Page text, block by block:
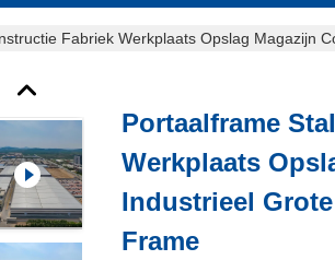
Fabriek Werkplaats Opslag Magazijn
Portaalframe
Werkplaats
Industrieel
Frame